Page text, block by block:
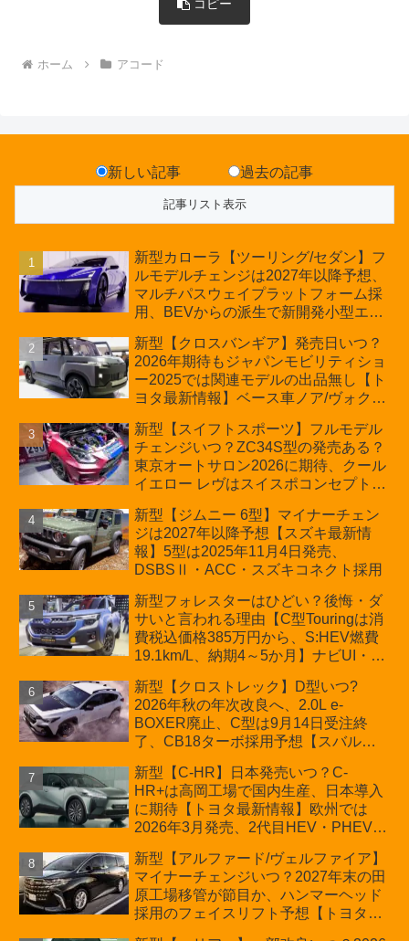
コピー
ホーム アコード
新しい記事 過去の記事
新型カローラ【ツーリング/セダン】フ
ルモデルチェンジは2027年以降予想、
マルチパスウェイプラットフォーム採
用、BEVからの派生で新開発小型エン
の採用は無しか【トヨタ最新情報】60
周年記念車発売
新型【クロスバンギア】発売日いつ？
2026年期待もジャパンモビリティショ
ー2025では関連モデルの出品無し【ト
ヨタ最新情報】ベース車ノア/ヴォクシ
ほか「コア」と「ツール」、デリカ
D:5対抗のクロスオーバーSUVミニバ
ン
新型【スイフトスポーツ】フルモデル
チェンジいつ？ZC34S型の発売ある？
東京オートサロン2026に期待、クール
イエロー レヴはスイスポコンセプト
プが争点【スズキ最新情報】特別仕様
車「ZC33S Final Edition」終了
新型【ジムニー 6型】マイナーチェン
ジは2027年以降予想【スズキ最新情
報】5型は2025年11月4日発売、
DSBSⅡ・ACC・スズキコネクト採用
新型フォレスターはひどい？後悔・ダ
サいと言われる理由【C型Touringは消
費税込価格385万円から、S:HEV燃費
19.1km/L、納期4～5か月】ナビUI・冬
カーオブザイヤーとJNCAP大賞受賞後
も残る注意点
新型【クロストレック】D型いつ?
2026年秋の年次改良へ、2.0L e-
BOXER廃止、C型は9月14日受注終
了、CB18ターボ採用予想【スバル最
新型【C-HR】日本発売いつ？C-
HR+は高岡工場で国内生産、日本導入
に期待【トヨタ最新情報】欧州では
2026年3月発売、2代目HEV・PHEVは
新型【アルファード/ヴェルファイア】
マイナーチェンジいつ？2027年末の田
原工場移管が節目か、ハンマーヘッド
採用のフェイスリフト予想【トヨタ最